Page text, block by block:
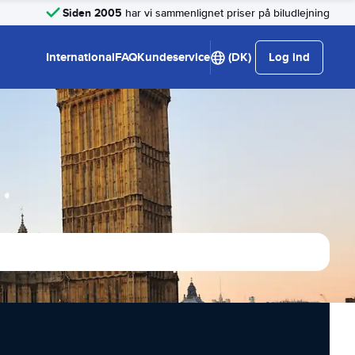
Siden 2005 har vi sammenlignet priser på biludlejning
InternationalFAQKundeservice (DK) Log ind